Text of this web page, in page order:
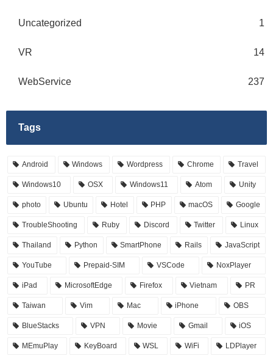
Uncategorized 1
VR 14
WebService 237
Tags
Android Windows Wordpress Chrome Travel
Windows10 OSX Windows11 Atom Unity
photo Ubuntu Hotel PHP macOS Google
TroubleShooting Ruby Discord Twitter Linux
Thailand Python SmartPhone Rails JavaScript
YouTube Prepaid-SIM VSCode NoxPlayer
iPad MicrosoftEdge Firefox Vietnam PR
Taiwan Vim Mac iPhone OBS
BlueStacks VPN Movie Gmail iOS
MEmuPlay KeyBoard WSL WiFi LDPlayer